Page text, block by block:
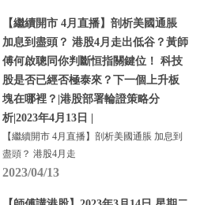
【繼續開市 4月直播】剖析美國通脹
加息到盡頭？ 港股4月走出低谷？黃師
傅何啟聰同你判斷恒指關鍵位！ 科技
股是否已經否極泰來？下一個上升板
塊在哪裡？|港股部署輪證策略分
析|2023年4月13日 |
【繼續開市 4月直播】剖析美國通脹 加息到
盡頭？ 港股4月走
2023/04/13